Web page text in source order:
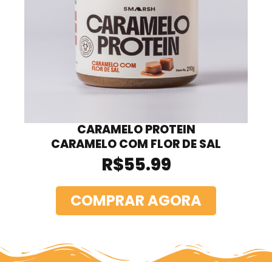
CARAMELO PROTEIN
CARAMELO COM FLOR DE SAL
R$55.99
COMPRAR AGORA